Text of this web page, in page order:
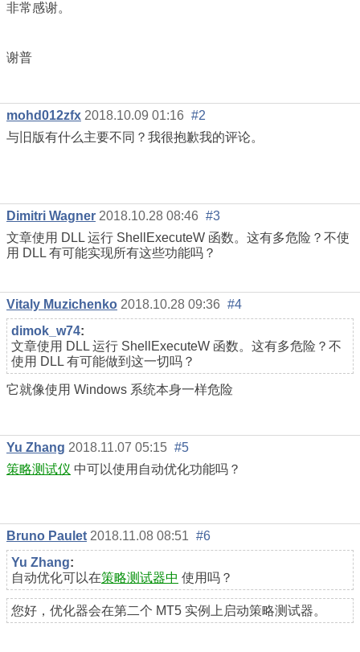
非常感谢。
谢普
mohd012zfx 2018.10.09 01:16 #2
与旧版有什么主要不同？我很抱歉我的评论。
Dimitri Wagner 2018.10.28 08:46 #3
文章使用 DLL 运行 ShellExecuteW 函数。这有多危险？不使
用 DLL 有可能实现所有这些功能吗？
Vitaly Muzichenko 2018.10.28 09:36 #4
dimok_w74:
文章使用 DLL 运行 ShellExecuteW 函数。这有多危险？不
使用 DLL 有可能做到这一切吗？
它就像使用 Windows 系统本身一样危险
Yu Zhang 2018.11.07 05:15 #5
策略测试仪 中可以使用自动优化功能吗？
Bruno Paulet 2018.11.08 08:51 #6
Yu Zhang:
自动优化可以在策略测试器中 使用吗？
您好，优化器会在第二个 MT5 实例上启动策略测试器。